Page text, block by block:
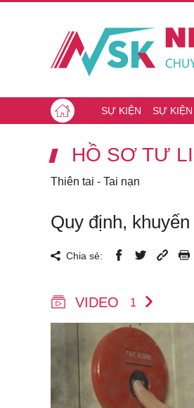
SỰ KIỆN SỰ KIỆN
HỒ SƠ TƯ
Thiên tai - Tai nạn
Quy định,
Chia sẻ:
VIDEO 1